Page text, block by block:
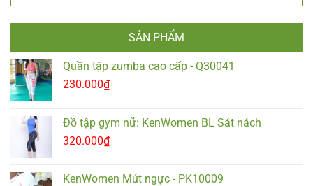
SẢN PHẨM
Quần tập zumba cao cấp - Q30041
230.000₫
Đồ tập gym nữ: KenWomen BL Sát nách
320.000₫
KenWomen Mút ngực - PK10009